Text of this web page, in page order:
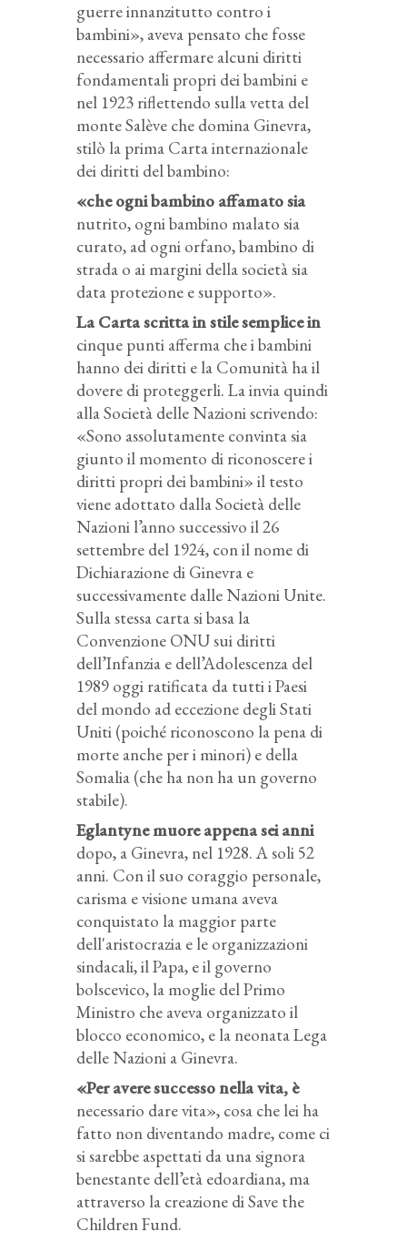
guerre innanzitutto contro i
bambini», aveva pensato che fosse
necessario affermare alcuni diritti
fondamentali propri dei bambini e
nel 1923 riflettendo sulla vetta del
monte Salève che domina Ginevra,
stilò la prima Carta internazionale
dei diritti del bambino:
«che ogni bambino affamato sia
nutrito, ogni bambino malato sia
curato, ad ogni orfano, bambino di
strada o ai margini della società sia
data protezione e supporto».
La Carta scritta in stile semplice in
cinque punti afferma che i bambini
hanno dei diritti e la Comunità ha il
dovere di proteggerli. La invia quindi
alla Società delle Nazioni scrivendo:
«Sono assolutamente convinta sia
giunto il momento di riconoscere i
diritti propri dei bambini» il testo
viene adottato dalla Società delle
Nazioni l’anno successivo il 26
settembre del 1924, con il nome di
Dichiarazione di Ginevra e
successivamente dalle Nazioni Unite.
Sulla stessa carta si basa la
Convenzione ONU sui diritti
dell’Infanzia e dell’Adolescenza del
1989 oggi ratificata da tutti i Paesi
del mondo ad eccezione degli Stati
Uniti (poiché riconoscono la pena di
morte anche per i minori) e della
Somalia (che ha non ha un governo
stabile).
Eglantyne muore appena sei anni
dopo, a Ginevra, nel 1928. A soli 52
anni. Con il suo coraggio personale,
carisma e visione umana aveva
conquistato la maggior parte
dell'aristocrazia e le organizzazioni
sindacali, il Papa, e il governo
bolscevico, la moglie del Primo
Ministro che aveva organizzato il
blocco economico, e la neonata Lega
delle Nazioni a Ginevra.
«Per avere successo nella vita, è
necessario dare vita», cosa che lei ha
fatto non diventando madre, come ci
si sarebbe aspettati da una signora
benestante dell’età edoardiana, ma
attraverso la creazione di Save the
Children Fund.